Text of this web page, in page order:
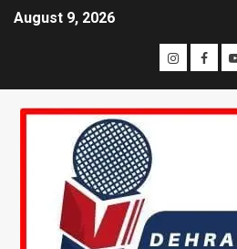
August 9, 2026